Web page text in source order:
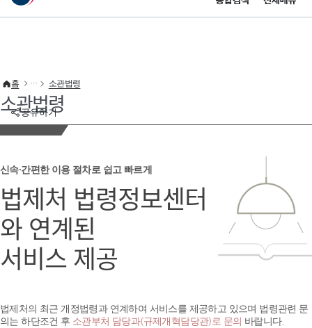
이 누리집은 대한민국 공식 전자정부 누리집입니다.
공유하기
홈 소관법령
소관법령
신속·간편한 이용 절차로 쉽고 빠르게
법제처 법령정보센터
와 연계된
서비스 제공
법제처의 최근 개정법령과 연계하여 서비스를 제공하고 있으며 법령관련 문
의는 하단조건 후 소관부처 담당과(규제개혁담당관)로 문의 바랍니다.